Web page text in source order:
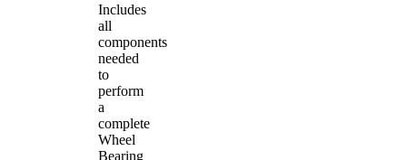
Includes
all
components
needed
to
perform
a
complete
Wheel
Bearing